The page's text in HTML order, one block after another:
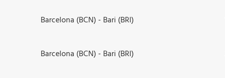
Barcelona (BCN) - Bari (BRI)
Barcelona (BCN) - Bari (BRI)